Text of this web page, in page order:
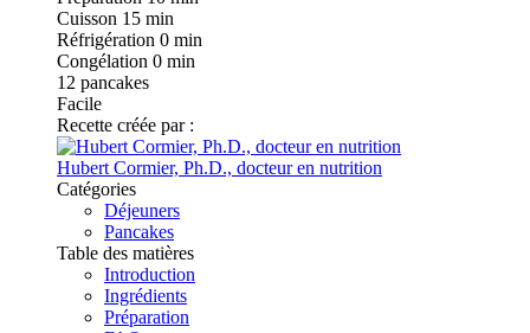
Cuisson 15 min
Réfrigération 0 min
Congélation 0 min
12 pancakes
Facile
Recette créée par :
Hubert Cormier, Ph.D., docteur en nutrition
Catégories
Déjeuners
Pancakes
Table des matières
Introduction
Ingrédients
Préparation